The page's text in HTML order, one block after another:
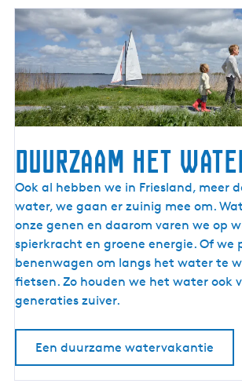
Duurzaam het
D
u
u
r
z
a
a
Ook al hebben we in Friesland, meer
water, we gaan er zuinig mee om.
onze genen en daarom varen we op
spierkracht en groene energie. Of we
benenwagen om langs het water te
fietsen. Zo houden we het water ook
generaties zuiver.
Een duurzame watervakantie